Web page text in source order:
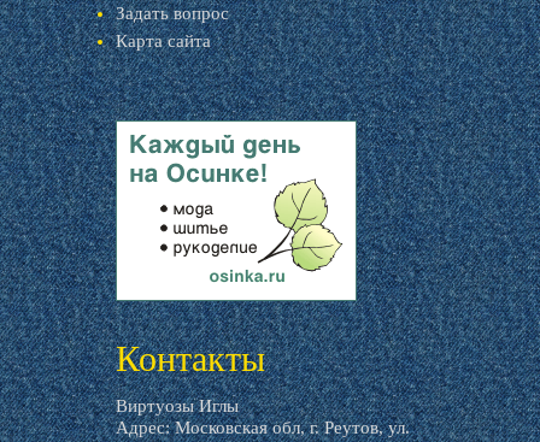
Задать вопрос
Карта сайта
livemaster.ru
Контакты
Виртуозы Иглы
Адрес: Московская обл, г. Реутов, ул.